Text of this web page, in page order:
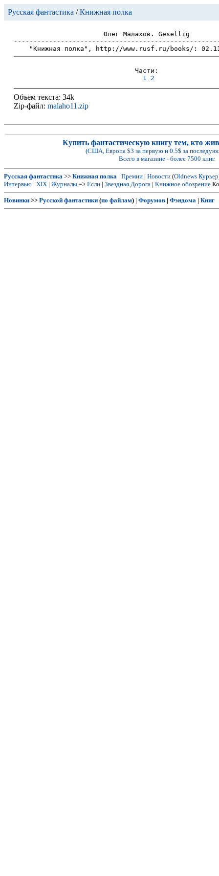
Русская фантастика /Книжная полка
Олег Малахов. Gesellig
Части:
1
2
Объем текста: 34k
Zip-файл: malaho11.zip
Купить фантастическую книгу тем, кто
(США, Европа $3 за первую и 0.5$ за
Всего в магазине - более 7500 книг.
Русская фантастика >> Книжная полка | Премии | Новости (Oldnews Курьер
Интервью | XIX | Журналы => Если | Звездная Дорога | Книжное обозрение
Новинки >> Русской фантастики (по файлам) | Форумов | Фэндома | Книг